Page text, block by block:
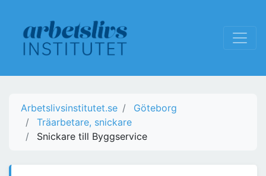
Arbetslivsinstitutet.se
Göteborg
Träarbetare, snickare
Snickare till Byggservice